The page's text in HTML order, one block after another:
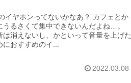
イヤホンってないかなあ？ カフェとか
るさくて集中できないんだよね…。
消えないし、かといって音量を上げた
おすすめのイ...
2022.03.08